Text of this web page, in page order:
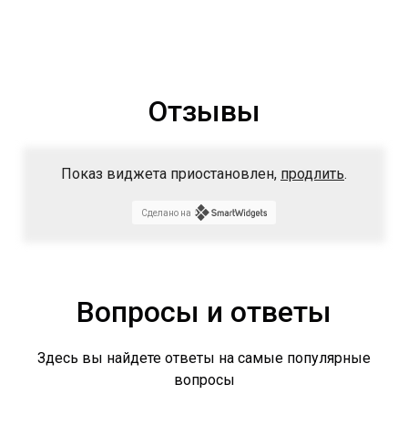
Отзывы
Показ виджета приостановлен, продлить.
Сделано на
Вопросы и ответы
Здесь вы найдете ответы на самые популярные
вопросы